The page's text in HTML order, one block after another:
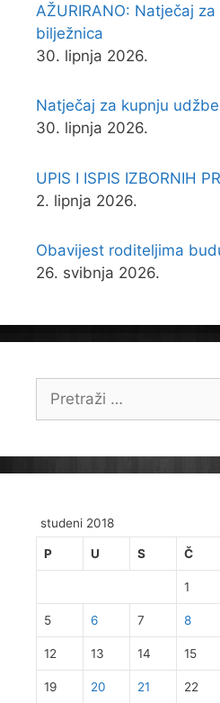
AŽURIRANO: Natječaj
bilježnica
30. lipnja 2026.
Natječaj za kupnju
30. lipnja 2026.
UPIS I ISPIS IZBORNIH
2. lipnja 2026.
Obavijest roditeljima
26. svibnja 2026.
Pretraži:
studeni 2018
P U S Č
1
5 6 7 8
12 13 14 15
19 20 21 22